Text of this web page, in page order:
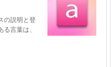
の説明と登
言葉は、